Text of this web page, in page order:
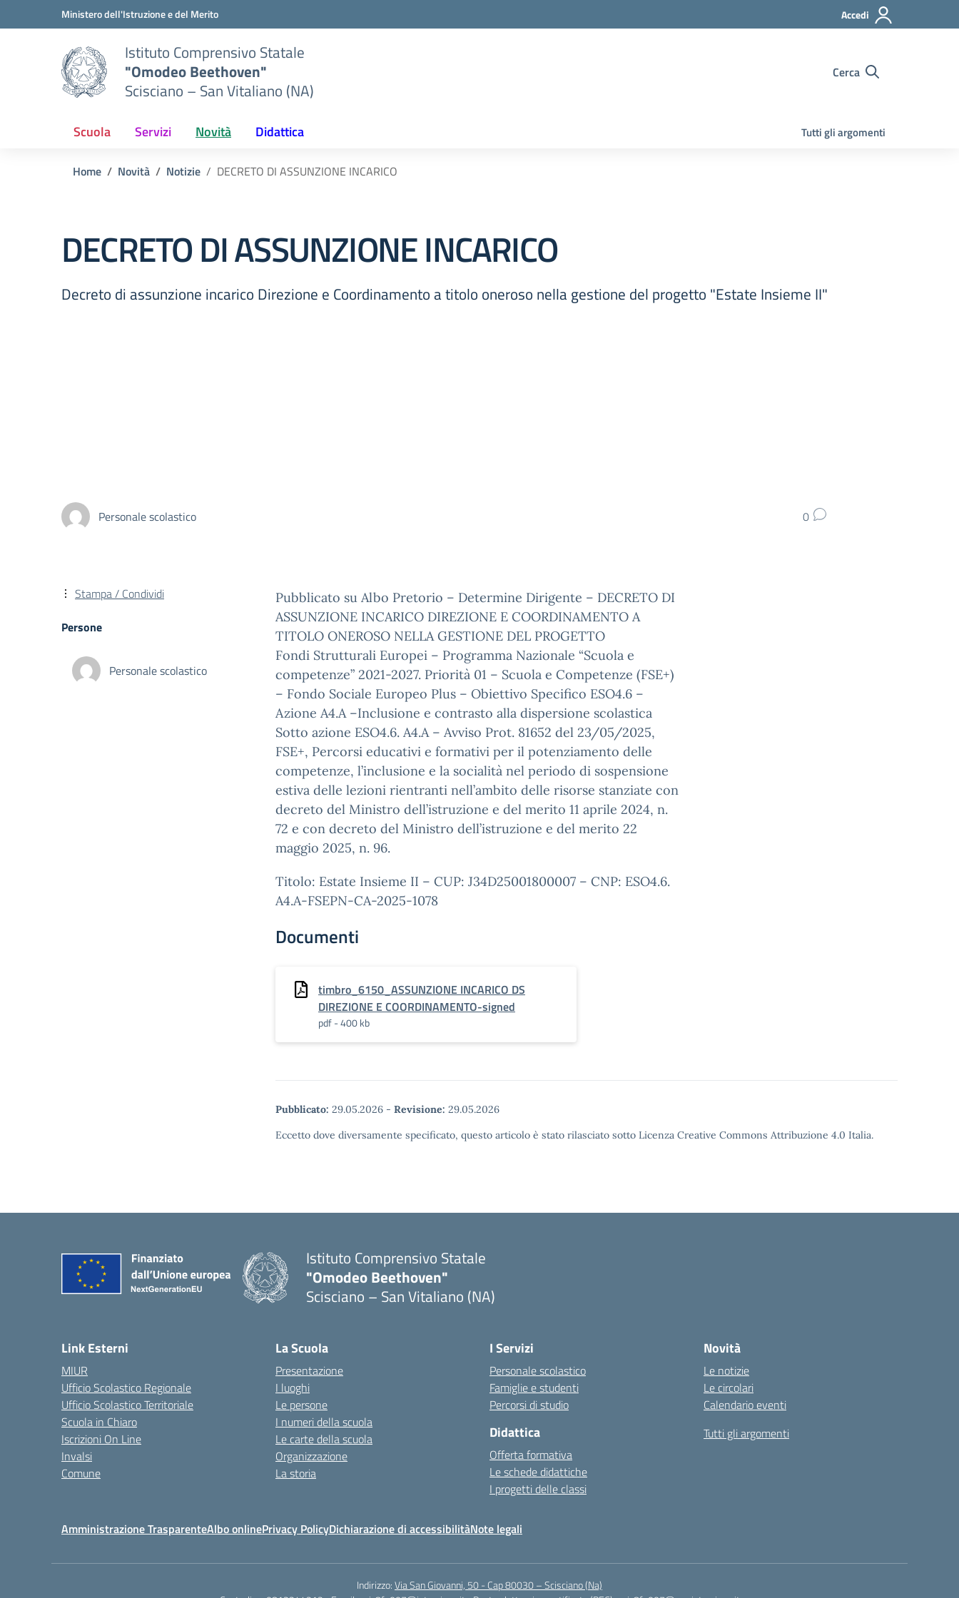
Vai ai contenuti
Vai al menu di navigazioneMinistero dell'Istruzione e del Merito Accedi
Istituto Comprensivo Statale
"Omodeo Beethoven"
Scisciano – San Vitaliano (NA)
Cerca
Scuola Servizi Novità Didattica Tutti gli argomenti
Home Novità Notizie DECRETO DI ASSUNZIONE INCARICO
DECRETO DI ASSUNZIONE INCARICO
Decreto di assunzione incarico Direzione e Coordinamento a titolo oneroso nella gestione del progetto "Estate Insieme II"
Personale scolastico 0
Pubblicato su Albo Pretorio – Determine Dirigente – DECRETO DI
ASSUNZIONE INCARICO DIREZIONE E COORDINAMENTO A
TITOLO ONEROSO NELLA GESTIONE DEL PROGETTO
Fondi Strutturali Europei – Programma Nazionale “Scuola e
competenze” 2021-2027. Priorità 01 – Scuola e Competenze (FSE+)
– Fondo Sociale Europeo Plus – Obiettivo Specifico ESO4.6 –
Azione A4.A –Inclusione e contrasto alla dispersione scolastica
Sotto azione ESO4.6. A4.A – Avviso Prot. 81652 del 23/05/2025,
FSE+, Percorsi educativi e formativi per il potenziamento delle
competenze, l’inclusione e la socialità nel periodo di sospensione
estiva delle lezioni rientranti nell’ambito delle risorse stanziate con
decreto del Ministro dell’istruzione e del merito 11 aprile 2024, n.
72 e con decreto del Ministro dell’istruzione e del merito 22
maggio 2025, n. 96.
Titolo: Estate Insieme II – CUP: J34D25001800007 – CNP: ESO4.6.
A4.A-FSEPN-CA-2025-1078
Documenti
timbro_6150_ASSUNZIONE INCARICO DS
DIREZIONE E COORDINAMENTO-signed
pdf - 400 kb
Pubblicato: 29.05.2026 - Revisione: 29.05.2026
Eccetto dove diversamente specificato, questo articolo è stato rilasciato sotto Licenza Creative Commons Attribuzione 4.0 Italia.
Stampa / Condividi
Persone
Personale scolastico
Istituto Comprensivo Statale
"Omodeo Beethoven"
Scisciano – San Vitaliano (NA)
Link Esterni
MIUR
Ufficio Scolastico Regionale
Ufficio Scolastico Territoriale
Scuola in Chiaro
Iscrizioni On Line
Invalsi
Comune
La Scuola
Presentazione
I luoghi
Le persone
I numeri della scuola
Le carte della scuola
Organizzazione
La storia
I Servizi
Personale scolastico
Famiglie e studenti
Percorsi di studio
Didattica
Offerta formativa
Le schede didattiche
I progetti delle classi
Novità
Le notizie
Le circolari
Calendario eventi
Tutti gli argomenti
Amministrazione TrasparenteAlbo onlinePrivacy PolicyDichiarazione di accessibilitàNote legali
Indirizzo:Via San Giovanni, 50 - Cap 80030 – Scisciano (Na)